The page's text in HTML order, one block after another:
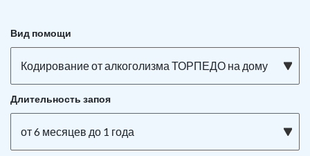
Вид помощи
Кодирование от алкоголизма ТОРПЕДО на дому
Длительность запоя
от 6 месяцев до 1 года